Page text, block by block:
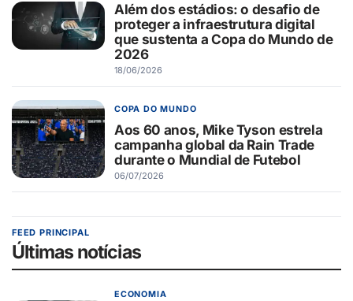
Além dos estádios: o desafio de
proteger a infraestrutura digital
que sustenta a Copa do Mundo de
2026
18/06/2026
COPA DO MUNDO
Aos 60 anos, Mike Tyson estrela
campanha global da Rain Trade
durante o Mundial de Futebol
06/07/2026
FEED PRINCIPAL
Últimas notícias
ECONOMIA